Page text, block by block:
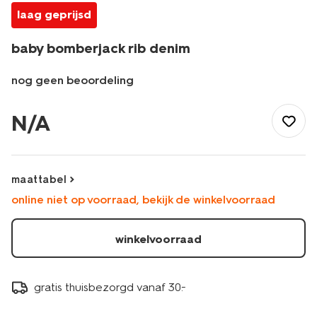
laag geprijsd
baby bomberjack rib denim
nog geen beoordeling
jassen/baby-
bomberjack-
denim-
33179970DENIM.html
N/A
maattabel
online niet op voorraad, bekijk de winkelvoorraad
winkelvoorraad
gratis thuisbezorgd vanaf 30.-